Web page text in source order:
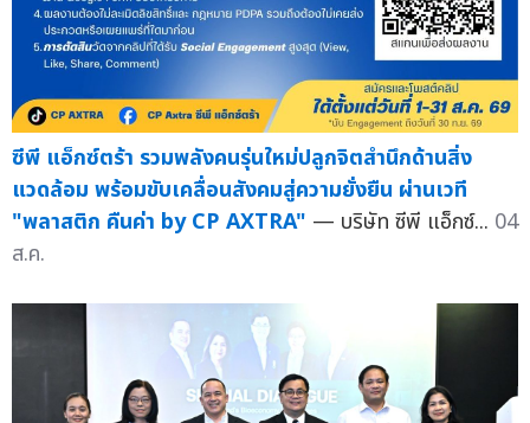
ซีพี แอ็กซ์ตร้า รวมพลังคนรุ่นใหม่ปลูกจิตสำนึกด้านสิ่ง
แวดล้อม พร้อมขับเคลื่อนสังคมสู่ความยั่งยืน ผ่านเวที
"พลาสติก คืนค่า by CP AXTRA" — บริษัท ซีพี แอ็กซ์... 04
ส.ค.